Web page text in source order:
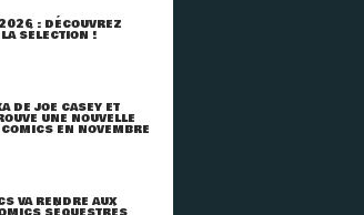
: DÉCOUVREZ
SÉLECTION !
DE JOE CASEY ET
UNE NOUVELLE
EN NOVEMBRE
VA RENDRE AUX